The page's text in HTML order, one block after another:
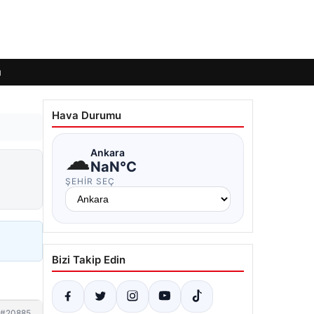
Hava Durumu
☁Ankara
NaN°C
ŞEHIR SEÇ
Bizi Takip Edin